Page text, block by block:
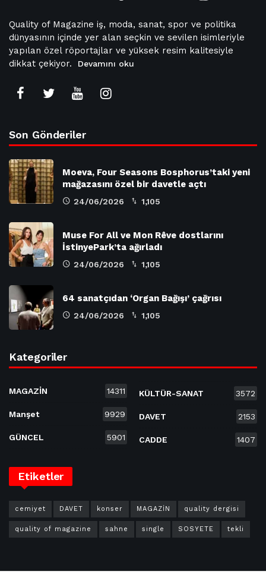
Quality of Magazine iş, moda, sanat, spor ve politika
dünyasının içinde yer alan seçkin ve sevilen isimleriyle
yapılan özel röportajlar ve yüksek resim kalitesiyle
dikkat çekiyor.
Devamını oku
Son Gönderiler
Moeva, Four Seasons Bosphorus’taki yeni
mağazasını özel bir davetle açtı
24/06/2026 1,105
Muse For All ve Mon Rêve dostlarını
İstinyePark’ta ağırladı
24/06/2026 1,105
64 sanatçıdan ‘Organ Bağışı’ çağrısı
24/06/2026 1,105
Kategoriler
MAGAZİN 14311
Manşet 9929
GÜNCEL 5901
KÜLTÜR-SANAT 3572
DAVET 2153
CADDE 1407
Etiketler
cemiyet DAVET konser MAGAZİN quality dergisi
quality of magazine sahne single SOSYETE tekli